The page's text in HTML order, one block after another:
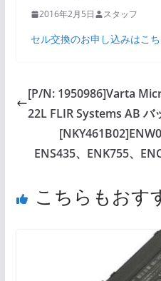
2016年2月5日 スタッフ
セル交換のお申し込みはこ
[P/N: 1950986]Varta
22L FLIR Systems AB バ
ENS435、ENK755、
こちらもおす